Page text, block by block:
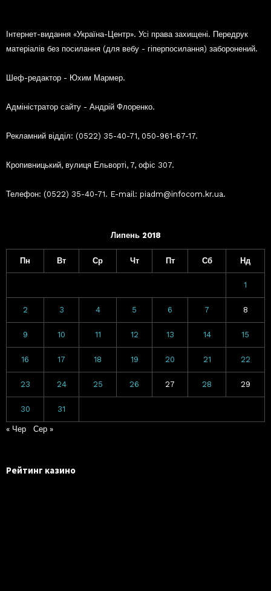
Інтернет-видання «Україна-Центр». Усі права захищені. Передрук
матеріалів без посилання (для вебу - гіперпосилання) заборонений.
Шеф-редактор - Юхим Мармер.
Адміністратор сайту - Андрій Флоренко.
Рекламний відділ: (0522) 35-40-71, 050-961-67-17.
Кропивницький, вулиця Ельворті, 7, офіс 307.
Телефон: (0522) 35-40-71. E-mail: piadm@infocom.kr.ua.
Липень 2018
Пн Вт Ср Чт Пт Сб Нд
1
2 3 4 5 6 7 8
9 10 11 12 13 14 15
16 17 18 19 20 21 22
23 24 25 26 27 28 29
30 31
« Чер Сер »
Рейтинг казино